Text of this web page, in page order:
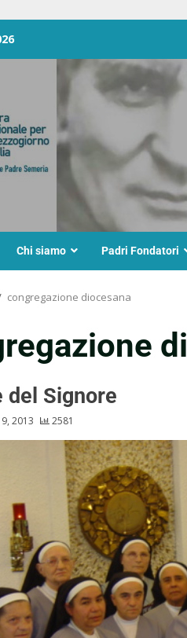
Chi siamo Padri Fondatori
congregazione diocesana
del Signore
2013 2581